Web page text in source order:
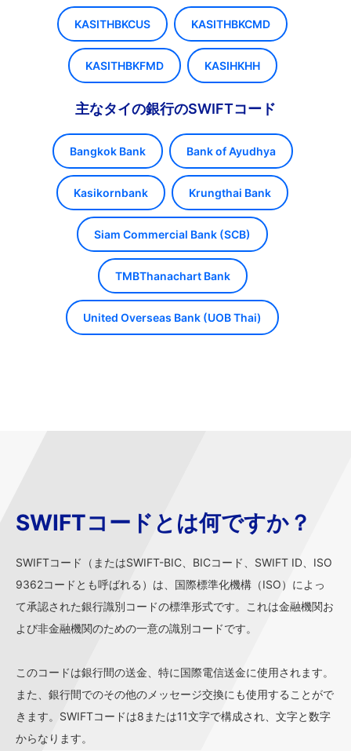
KASITHBKCUS KASITHBKCMD
KASITHBKFMD KASIHKHH
主なタイの銀行のSWIFTコード
Bangkok Bank Bank of Ayudhya
Kasikornbank Krungthai Bank
Siam Commercial Bank (SCB)
TMBThanachart Bank
United Overseas Bank (UOB Thai)
SWIFTコードとは何ですか？
SWIFTコード（またはSWIFT-BIC、BICコード、SWIFT ID、ISO
9362コードとも呼ばれる）は、国際標準化機構（ISO）によっ
て承認された銀行識別コードの標準形式です。これは金融機関お
よび非金融機関のための一意の識別コードです。
このコードは銀行間の送金、特に国際電信送金に使用されます。
また、銀行間でのその他のメッセージ交換にも使用することがで
きます。SWIFTコードは8または11文字で構成され、文字と数字
からなります。